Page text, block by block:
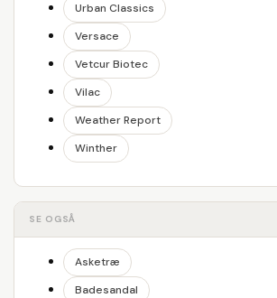
Urban Classics
Versace
Vetcur Biotec
Vilac
Weather Report
Winther
SE OGSÅ
Asketræ
Badesandal